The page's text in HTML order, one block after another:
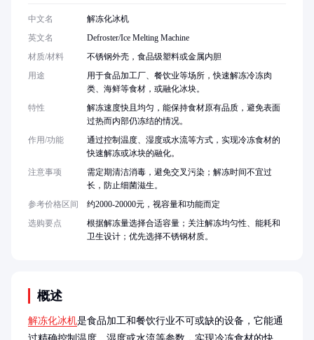
概述
解冻化冰机是食品加工和餐饮行业不可或缺的设备，它能通
中文名
解冻化冰机
英文名
Defroster/Ice Melting Machine
材质/材料
不锈钢外壳，食品级塑料或金属内胆
用途
用于食品加工厂、餐饮业等场所，快速解冻冷冻肉
类、海鲜等食材，或融化冰块。
特性
解冻速度快且均匀，能保持食材原有品质，避免表面
过热而内部仍冻结的情况。
作用/功能
通过控制温度、湿度或水流等方式，实现冷冻食材的
快速解冻或冰块的融化。
注意事项
需定期清洁消毒，避免交叉污染；解冻时间不宜过
长，防止细菌滋生。
参考价格区间
约2000-20000元，视容量和功能而定
选购要点
根据解冻量选择合适容量；关注解冻均匀性、能耗和
卫生设计；优先选择不锈钢材质。